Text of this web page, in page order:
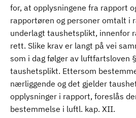
for, at opplysningene fra rapport
rapportøren og personer omtalt i
underlagt taushetsplikt, innenfor
rett. Slike krav er langt på vei
som i dag følger av luftfartsloven
taushetsplikt. Ettersom
nærliggende og det gjelder
opplysninger i rapport, foreslås
bestemmelse i luftl. kap. XII.